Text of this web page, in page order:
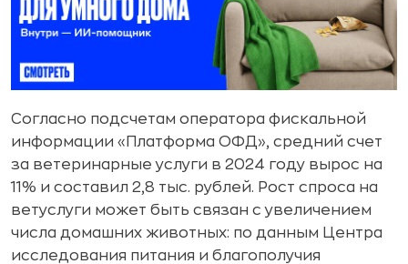
Согласно подсчетам оператора фискальной
информации «Платформа ОФД», средний счет
за ветеринарные услуги в 2024 году вырос на
11% и составил 2,8 тыс. рублей. Рост спроса на
ветуслуги может быть связан с увеличением
числа домашних животных: по данным Центра
исследования питания и благополучия